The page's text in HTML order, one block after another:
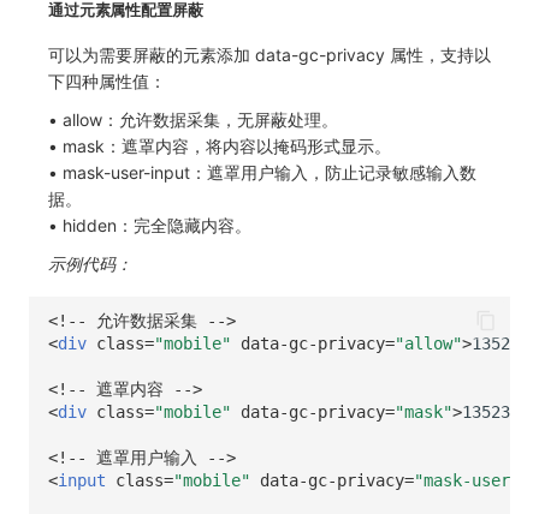
通过元素属性配置屏蔽
可以为需要屏蔽的元素添加 data-gc-privacy 属性，支持以
下四种属性值：
• allow：允许数据采集，无屏蔽处理。
• mask：遮罩内容，将内容以掩码形式显示。
• mask-user-input：遮罩用户输入，防止记录敏感输入数
据。
• hidden：完全隐藏内容。
示例代码：
<!-- 允许数据采集 -->
<div class="mobile" data-gc-privacy="allow">
<!-- 遮罩内容 -->
<div class="mobile" data-gc-privacy="mask">
<!-- 遮罩用户输入 -->
<input class="mobile" data-gc-privacy="mask-user-